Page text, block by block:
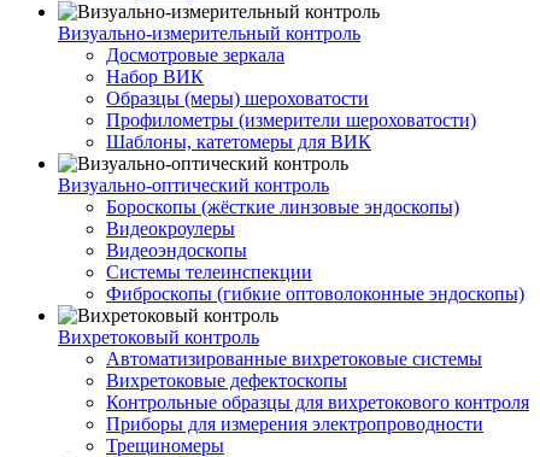
Визуально-измерительный контроль
Досмотровые зеркала
Набор ВИК
Образцы (меры) шероховатости
Профилометры (измерители шероховатости)
Шаблоны, катетомеры для ВИК
Визуально-оптический контроль
Бороскопы (жёсткие линзовые эндоскопы)
Видеокроулеры
Видеоэндоскопы
Системы телеинспекции
Фиброскопы (гибкие оптоволоконные эндоскопы)
Вихретоковый контроль
Автоматизированные вихретоковые системы
Вихретоковые дефектоскопы
Контрольные образцы для вихретокового контроля
Приборы для измерения электропроводности
Трещиномеры